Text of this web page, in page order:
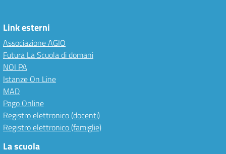
Link esterni
Associazione AGIO
Futura La Scuola di domani
NOI PA
Istanze On Line
MAD
Pago Online
Registro elettronico (docenti)
Registro elettronico (famiglie)
La scuola